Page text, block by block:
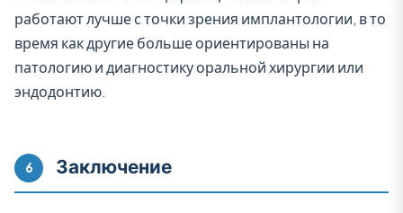
работают лучше с точки зрения имплантологии, в то
время как другие больше ориентированы на
патологию и диагностику оральной хирургии или
эндодонтию.
6 Заключение